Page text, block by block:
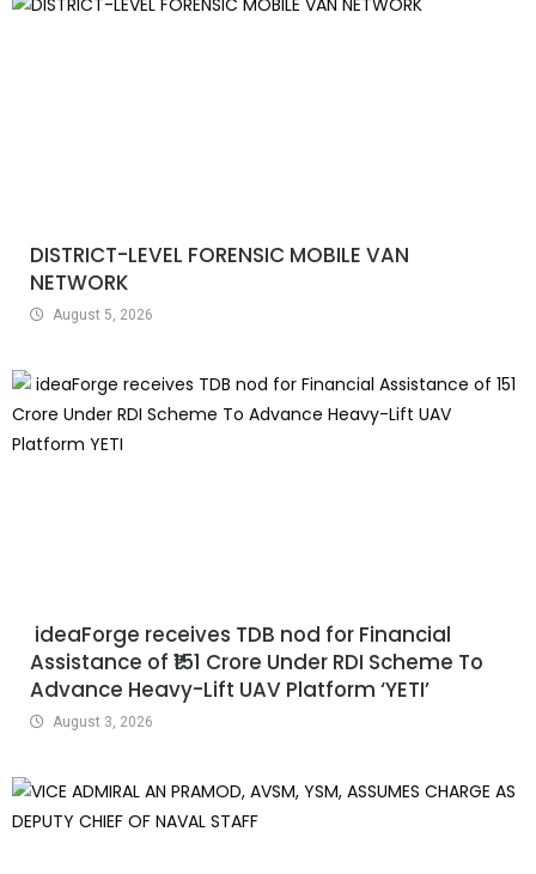
DISTRICT-LEVEL FORENSIC MOBILE VAN
NETWORK
August 5, 2026
ideaForge receives TDB nod for Financial
Assistance of ₹151 Crore Under RDI Scheme To
Advance Heavy-Lift UAV Platform ‘YETI’
August 3, 2026